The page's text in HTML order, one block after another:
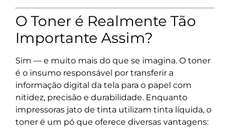
O Toner é Realmente Tão
Importante Assim?
Sim — e muito mais do que se imagina. O toner
é o insumo responsável por transferir a
informação digital da tela para o papel com
nitidez, precisão e durabilidade. Enquanto
impressoras jato de tinta utilizam tinta líquida, o
toner é um pó que oferece diversas vantagens: